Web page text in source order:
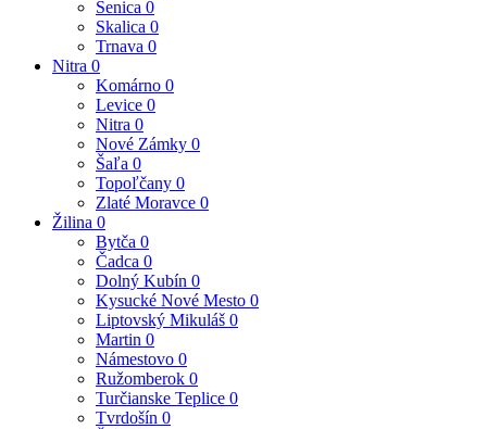
Senica 0
Skalica 0
Trnava 0
Nitra 0
Komárno 0
Levice 0
Nitra 0
Nové Zámky 0
Šaľa 0
Topoľčany 0
Zlaté Moravce 0
Žilina 0
Bytča 0
Čadca 0
Dolný Kubín 0
Kysucké Nové Mesto 0
Liptovský Mikuláš 0
Martin 0
Námestovo 0
Ružomberok 0
Turčianske Teplice 0
Tvrdošín 0